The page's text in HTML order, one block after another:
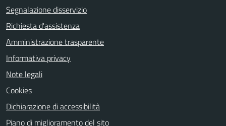
Segnalazione disservizio
Richiesta d'assistenza
Amministrazione trasparente
Informativa privacy
Note legali
Cookies
Dichiarazione di accessibilità
Piano di miglioramento del sito